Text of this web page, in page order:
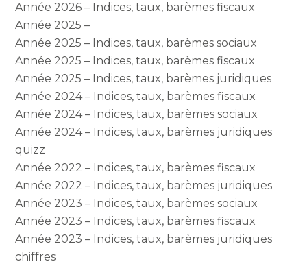
Année 2026 – Indices, taux, barèmes fiscaux
Année 2025 –
Année 2025 – Indices, taux, barèmes sociaux
Année 2025 – Indices, taux, barèmes fiscaux
Année 2025 – Indices, taux, barèmes juridiques
Année 2024 – Indices, taux, barèmes fiscaux
Année 2024 – Indices, taux, barèmes sociaux
Année 2024 – Indices, taux, barèmes juridiques
quizz
Année 2022 – Indices, taux, barèmes fiscaux
Année 2022 – Indices, taux, barèmes juridiques
Année 2023 – Indices, taux, barèmes sociaux
Année 2023 – Indices, taux, barèmes fiscaux
Année 2023 – Indices, taux, barèmes juridiques
chiffres